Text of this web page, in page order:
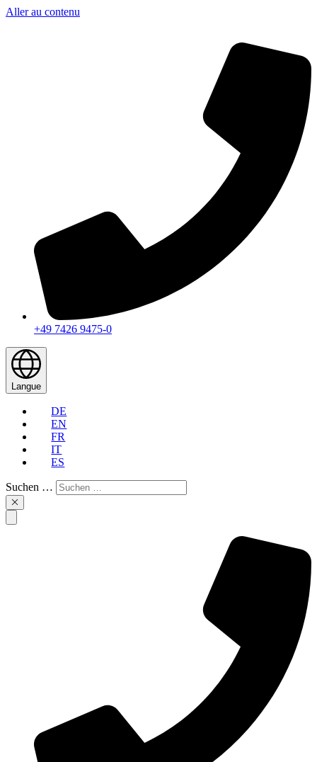
Aller au contenu
+49 7426 9475-0
Langue
DE
EN
FR
IT
ES
Suchen …